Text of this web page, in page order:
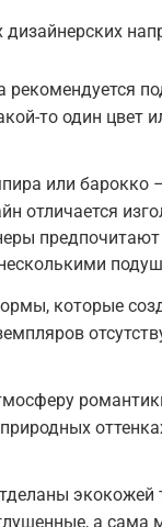
рекомендуется
то один цвет
или барокко
отличается
которые
экокожей
а сама